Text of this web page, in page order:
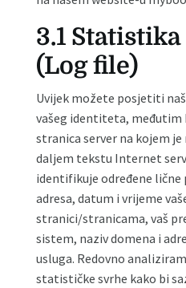
3.1
(Log file)
Uvijek možete posjetiti
vašeg identiteta, međutim
stranica server na kojem
daljem tekstu Internet
identifikuje određene lične
adresa, datum i vrijeme
stranici/stranicama, vaš
sistem, naziv domena i
usluga. Redovno
statističke svrhe kako bi